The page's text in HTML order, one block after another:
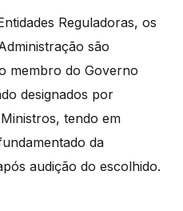
Reguladoras, os
são
membro do Governo
designados por
tendo em
da
audição do escolhido.